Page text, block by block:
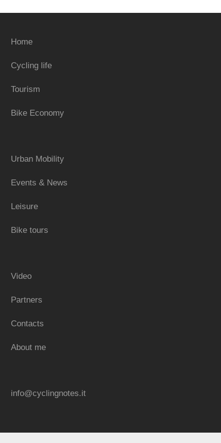
Home
Cycling life
Tourism
Bike Economy
Urban Mobility
Events & News
Leisure
Bike tours
Video
Partners
Contacts
About me
info@cyclingnotes.it